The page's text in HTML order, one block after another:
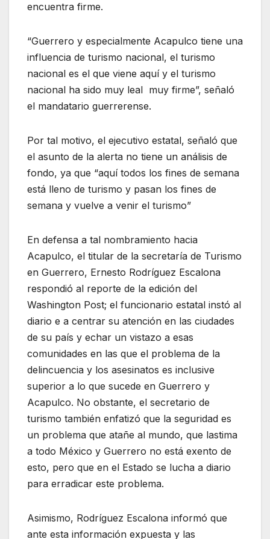
encuentra firme.
“Guerrero y especialmente Acapulco tiene una
influencia de turismo nacional, el turismo
nacional es el que viene aquí y el turismo
nacional ha sido muy leal muy firme”, señaló
el mandatario guerrerense.
Por tal motivo, el ejecutivo estatal, señaló que
el asunto de la alerta no tiene un análisis de
fondo, ya que “aquí todos los fines de semana
está lleno de turismo y pasan los fines de
semana y vuelve a venir el turismo”
En defensa a tal nombramiento hacia
Acapulco, el titular de la secretaría de Turismo
en Guerrero, Ernesto Rodríguez Escalona
respondió al reporte de la edición del
Washington Post; el funcionario estatal instó al
diario e a centrar su atención en las ciudades
de su país y echar un vistazo a esas
comunidades en las que el problema de la
delincuencia y los asesinatos es inclusive
superior a lo que sucede en Guerrero y
Acapulco. No obstante, el secretario de
turismo también enfatizó que la seguridad es
un problema que atañe al mundo, que lastima
a todo México y Guerrero no está exento de
esto, pero que en el Estado se lucha a diario
para erradicar este problema.
Asimismo, Rodríguez Escalona informó que
ante esta información expuesta y las